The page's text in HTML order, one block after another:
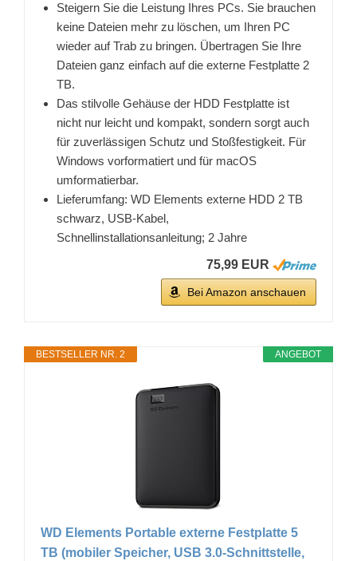
Steigern Sie die Leistung Ihres PCs. Sie brauchen
keine Dateien mehr zu löschen, um Ihren PC
wieder auf Trab zu bringen. Übertragen Sie Ihre
Dateien ganz einfach auf die externe Festplatte 2
TB.
Das stilvolle Gehäuse der HDD Festplatte ist
nicht nur leicht und kompakt, sondern sorgt auch
für zuverlässigen Schutz und Stoßfestigkeit. Für
Windows vorformatiert und für macOS
umformatierbar.
Lieferumfang: WD Elements externe HDD 2 TB
schwarz, USB-Kabel,
Schnellinstallationsanleitung; 2 Jahre
75,99 EUR
Bei Amazon anschauen
ANGEBOT
BESTSELLER NR. 2
WD Elements Portable externe Festplatte 5
TB (mobiler Speicher, USB 3.0-Schnittstelle,